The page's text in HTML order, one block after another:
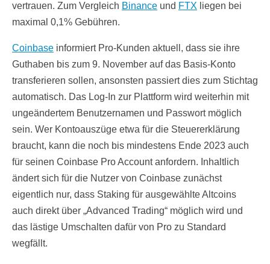
vertrauen. Zum Vergleich Binance und FTX liegen bei
maximal 0,1% Gebühren.
Coinbase informiert Pro-Kunden aktuell, dass sie ihre
Guthaben bis zum 9. November auf das Basis-Konto
transferieren sollen, ansonsten passiert dies zum Stichtag
automatisch. Das Log-In zur Plattform wird weiterhin mit
ungeändertem Benutzernamen und Passwort möglich
sein. Wer Kontoauszüge etwa für die Steuererklärung
braucht, kann die noch bis mindestens Ende 2023 auch
für seinen Coinbase Pro Account anfordern. Inhaltlich
ändert sich für die Nutzer von Coinbase zunächst
eigentlich nur, dass Staking für ausgewählte Altcoins
auch direkt über „Advanced Trading“ möglich wird und
das lästige Umschalten dafür von Pro zu Standard
wegfällt.